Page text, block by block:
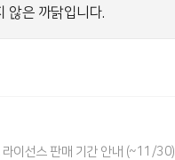
않은 까닭입니다.
이선스 판매 기간 안내 (~11/30)